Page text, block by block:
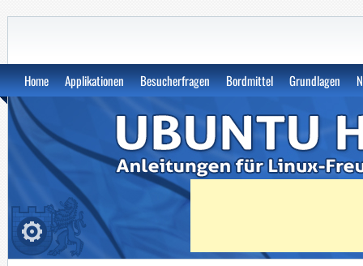
Home Applikationen Besucherfragen Bordmittel Grundlagen